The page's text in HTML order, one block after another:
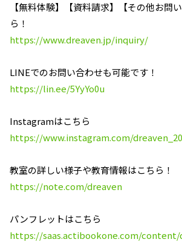
【無料体験】【資料請求】【その他お問
ら！
https://www.dreaven.jp/inquiry/
LINEでのお問い合わせも可能です！
https://lin.ee/5YyYo0u
Instagramはこちら
https://www.instagram.com/
教室の詳しい様子や教育情報はこちら！
https://note.com/dreaven
パンフレットはこちら
https://saas.actibookone.com/